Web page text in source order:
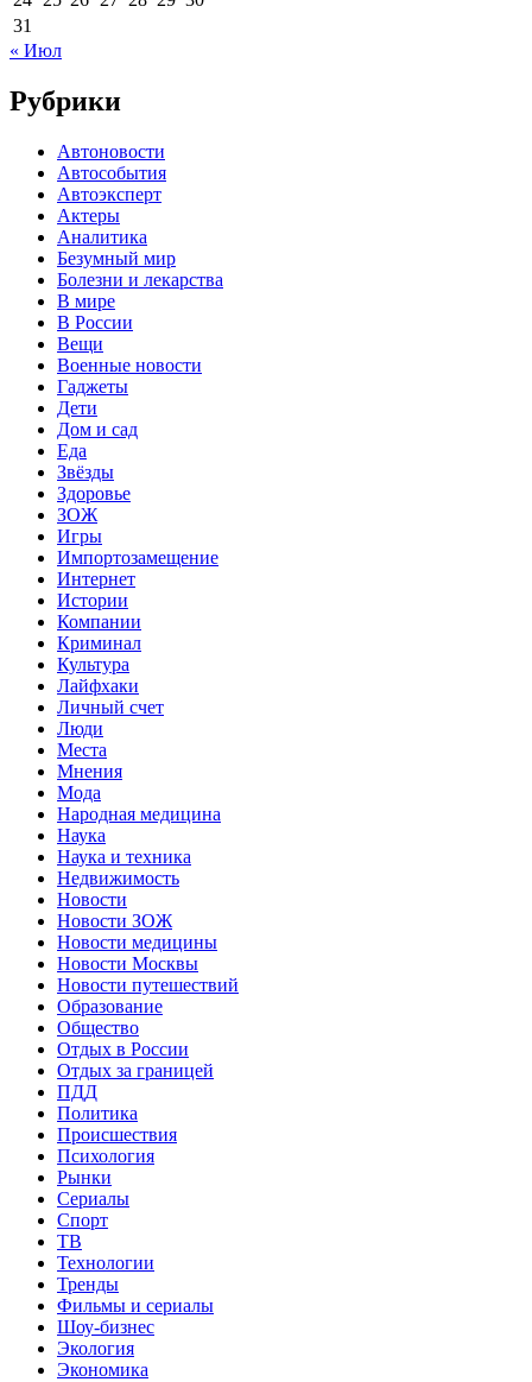
31
« Июл
Рубрики
Автоновости
Автособытия
Автоэксперт
Актеры
Аналитика
Безумный мир
Болезни и лекарства
В мире
В России
Вещи
Военные новости
Гаджеты
Дети
Дом и сад
Еда
Звёзды
Здоровье
ЗОЖ
Игры
Импортозамещение
Интернет
Истории
Компании
Криминал
Культура
Лайфхаки
Личный счет
Люди
Места
Мнения
Мода
Народная медицина
Наука
Наука и техника
Недвижимость
Новости
Новости ЗОЖ
Новости медицины
Новости Москвы
Новости путешествий
Образование
Общество
Отдых в России
Отдых за границей
ПДД
Политика
Происшествия
Психология
Рынки
Сериалы
Спорт
ТВ
Технологии
Тренды
Фильмы и сериалы
Шоу-бизнес
Экология
Экономика